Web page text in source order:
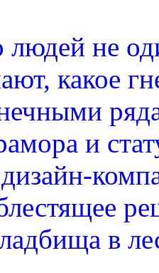
людей не
какое
и
в